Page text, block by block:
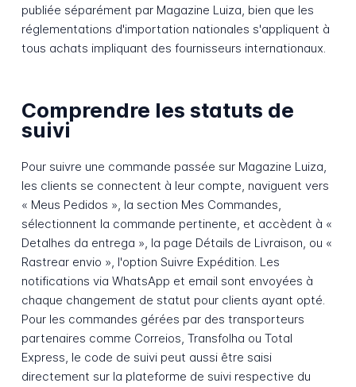
publiée séparément par Magazine Luiza, bien que les
réglementations d'importation nationales s'appliquent à
tous achats impliquant des fournisseurs internationaux.
Comprendre les statuts de
suivi
Pour suivre une commande passée sur Magazine Luiza,
les clients se connectent à leur compte, naviguent vers
« Meus Pedidos », la section Mes Commandes,
sélectionnent la commande pertinente, et accèdent à «
Detalhes da entrega », la page Détails de Livraison, ou «
Rastrear envio », l'option Suivre Expédition. Les
notifications via WhatsApp et email sont envoyées à
chaque changement de statut pour clients ayant opté.
Pour les commandes gérées par des transporteurs
partenaires comme Correios, Transfolha ou Total
Express, le code de suivi peut aussi être saisi
directement sur la plateforme de suivi respective du